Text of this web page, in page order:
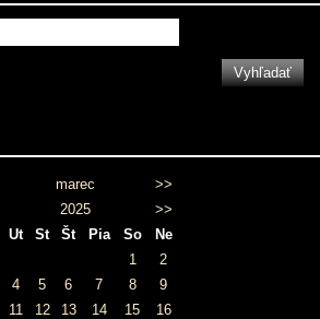
marec
>>
2025
>>
Ut St Št Pia So
Ne
1
2
4 5 6 7 8
9
11 12 13 14 15
16